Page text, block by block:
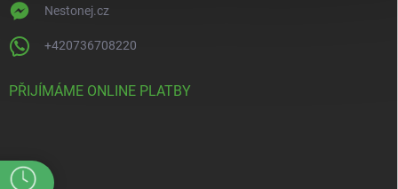
Nestonej.cz
+420736708220
PŘIJÍMÁME ONLINE PLATBY